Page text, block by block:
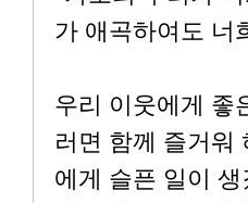
가 애곡하여도 너
우리 이웃에게 좋
러면 함께 즐거워
에게 슬픈 일이